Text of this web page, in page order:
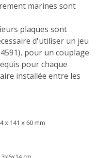
marines sont
plaques sont
d'utiliser un jeu
pour un couplage
pour chaque
installée entre les
x 141 x 60 mm